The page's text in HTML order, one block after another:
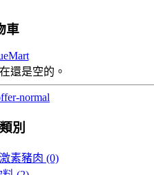
車
還是空的。
別
素豬肉 (0)